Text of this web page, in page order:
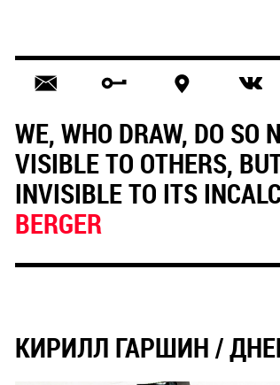
WE, WHO DRAW, DO SO
VISIBLE TO OTHERS,
INVISIBLE TO ITS
BERGER
КИРИЛЛ ГАРШИН /